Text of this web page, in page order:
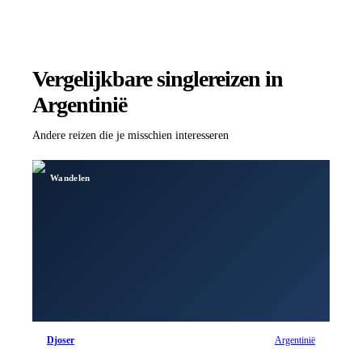
Vergelijkbare singlereizen in
Argentinië
Andere reizen die je misschien interesseren
Wandelen
Djoser Argentinië